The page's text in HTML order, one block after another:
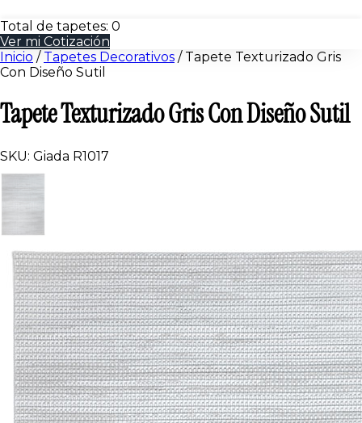
Total de tapetes: 0
Ver mi Cotización
Inicio / Tapetes Decorativos / Tapete Texturizado Gris
Con Diseño Sutil
Tapete Texturizado Gris Con Diseño Sutil
SKU: Giada R1017